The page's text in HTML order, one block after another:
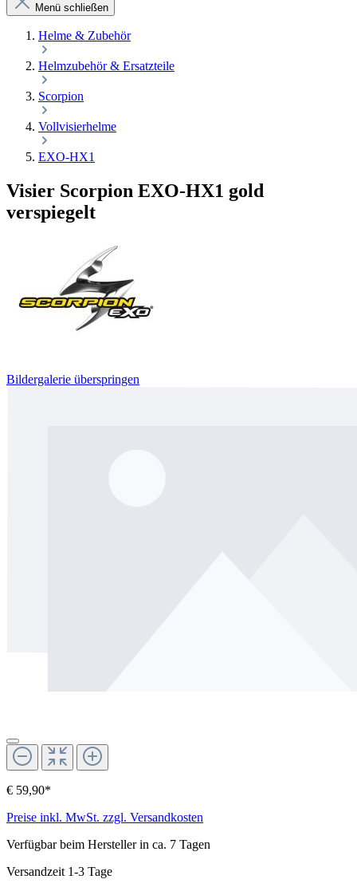
Menü schließen
Helme & Zubehör
Helmzubehör & Ersatzteile
Scorpion
Vollvisierhelme
EXO-HX1
Visier Scorpion EXO-HX1 gold
verspiegelt
Bildergalerie überspringen
€ 59,90*
Preise inkl. MwSt. zzgl. Versandkosten
Verfügbar beim Hersteller in ca. 7 Tagen
Versandzeit 1-3 Tage